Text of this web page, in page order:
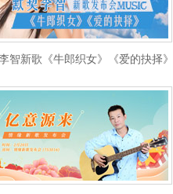
智新歌《牛郎织女》《爱的抉择》